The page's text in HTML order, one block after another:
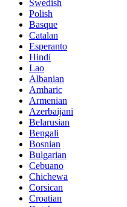
Swedish
Polish
Basque
Catalan
Esperanto
Hindi
Lao
Albanian
Amharic
Armenian
Azerbaijani
Belarusian
Bengali
Bosnian
Bulgarian
Cebuano
Chichewa
Corsican
Croatian